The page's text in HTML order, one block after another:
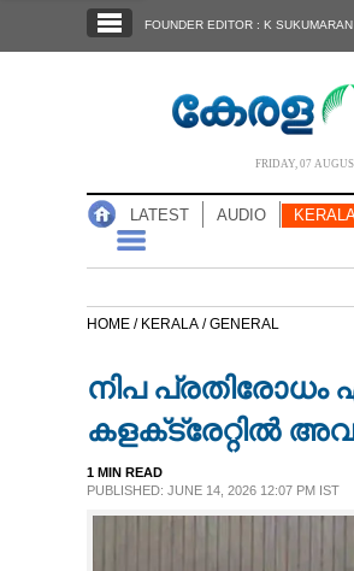
NOTIFIED NEWS
NEWS 360
CASE DIARY
FOUNDER EDITOR : K
FRIDAY, 07
LATEST AUDIO
HOME / KERALA /GENERAL
നിപ പ്രതിരോധം
കളക്‌ട്രേറ്റിൽ
1 MIN READ
PUBLISHED: JUNE 14, 2026 12:07 PM IST